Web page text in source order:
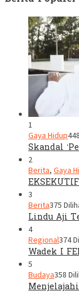
1
Gaya Hidup
Skandal
2
Berita, Gaya
3
Berita375
Lindu Aji
4
Regional374
Wadek I
5
Budaya358